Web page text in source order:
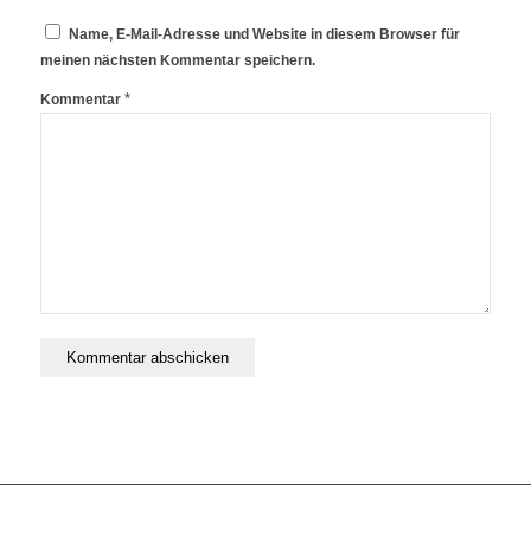
Name, E-Mail-Adresse und Website in diesem Browser für
meinen nächsten Kommentar speichern.
Kommentar *